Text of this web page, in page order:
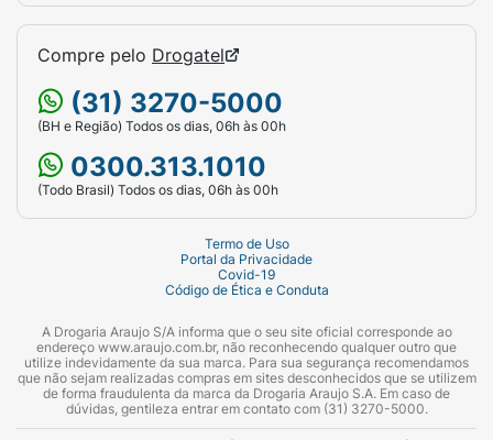
Compre pelo Drogatel
(31) 3270-5000
(BH e Região) Todos os dias, 06h às 00h
0300.313.1010
(Todo Brasil) Todos os dias, 06h às 00h
Termo de Uso
Portal da Privacidade
Covid-19
Código de Ética e Conduta
A Drogaria Araujo S/A informa que o seu site oficial corresponde ao
endereço www.araujo.com.br, não reconhecendo qualquer outro que
utilize indevidamente da sua marca. Para sua segurança recomendamos
que não sejam realizadas compras em sites desconhecidos que se utilizem
de forma fraudulenta da marca da Drogaria Araujo S.A. Em caso de
dúvidas, gentileza entrar em contato com (31) 3270-5000.